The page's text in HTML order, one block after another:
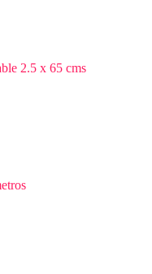
2.5 x 65 cms